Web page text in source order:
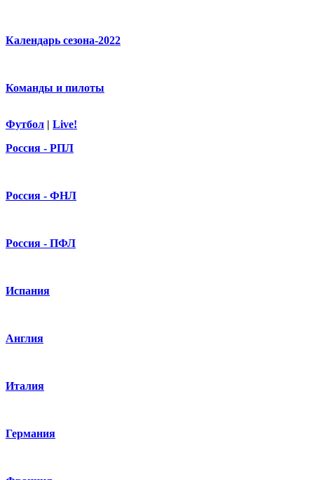
Календарь сезона-2022
Команды и пилоты
Футбол | Live!
Россия - РПЛ
Россия - ФНЛ
Россия - ПФЛ
Испания
Англия
Италия
Германия